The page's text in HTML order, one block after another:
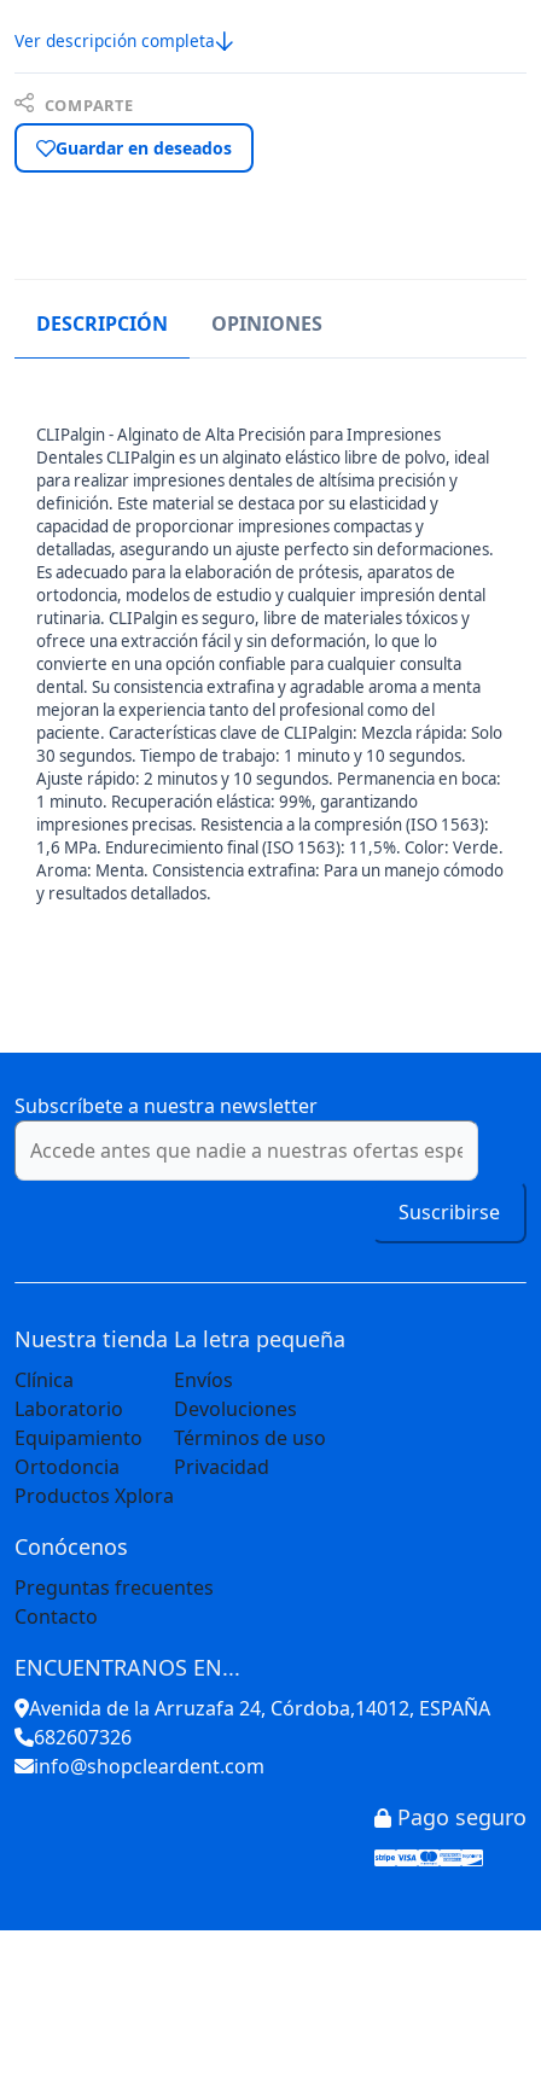
Ver descripción completa
COMPARTE
Guardar en deseados
DESCRIPCIÓN OPINIONES
CLIPalgin - Alginato de Alta Precisión para Impresiones
Dentales CLIPalgin es un alginato elástico libre de polvo, ideal
para realizar impresiones dentales de altísima precisión y
definición. Este material se destaca por su elasticidad y
capacidad de proporcionar impresiones compactas y
detalladas, asegurando un ajuste perfecto sin deformaciones.
Es adecuado para la elaboración de prótesis, aparatos de
ortodoncia, modelos de estudio y cualquier impresión dental
rutinaria. CLIPalgin es seguro, libre de materiales tóxicos y
ofrece una extracción fácil y sin deformación, lo que lo
convierte en una opción confiable para cualquier consulta
dental. Su consistencia extrafina y agradable aroma a menta
mejoran la experiencia tanto del profesional como del
paciente. Características clave de CLIPalgin: Mezcla rápida: Solo
30 segundos. Tiempo de trabajo: 1 minuto y 10 segundos.
Ajuste rápido: 2 minutos y 10 segundos. Permanencia en boca:
1 minuto. Recuperación elástica: 99%, garantizando
impresiones precisas. Resistencia a la compresión (ISO 1563):
1,6 MPa. Endurecimiento final (ISO 1563): 11,5%. Color: Verde.
Aroma: Menta. Consistencia extrafina: Para un manejo cómodo
y resultados detallados.
Subscríbete a nuestra newsletter
Suscribirse
Nuestra tienda
Clínica
Laboratorio
Equipamiento
Ortodoncia
Productos Xplora
La letra pequeña
Envíos
Devoluciones
Términos de uso
Privacidad
Conócenos
Preguntas frecuentes
Contacto
ENCUENTRANOS EN...
Avenida de la Arruzafa 24, Córdoba,14012, ESPAÑA
682607326
info@shopcleardent.com
Pago seguro
Stripe
Visa